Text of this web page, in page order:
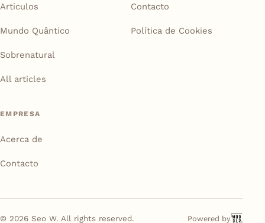
Articulos
Mundo Quântico
Sobrenatural
All articles
Contacto
Política de Cookies
EMPRESA
Acerca de
Contacto
© 2026 Seo W. All rights reserved. Powered by